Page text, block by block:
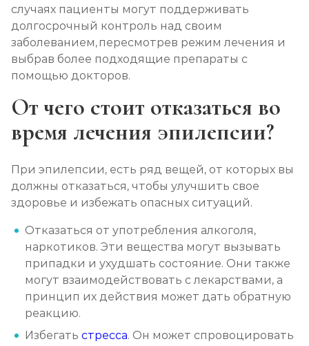
случаях пациенты могут поддерживать
долгосрочный контроль над своим
заболеванием, пересмотрев режим лечения и
выбрав более подходящие препараты с
помощью докторов.
От чего стоит отказаться во
время лечения эпилепсии?
При эпилепсии, есть ряд вещей, от которых вы
должны отказаться, чтобы улучшить свое
здоровье и избежать опасных ситуаций.
Отказаться от употребления алкоголя,
наркотиков. Эти вещества могут вызывать
припадки и ухудшать состояние. Они также
могут взаимодействовать с лекарствами, а
принцип их действия может дать обратную
реакцию.
Избегать стресса. Он может спровоцировать